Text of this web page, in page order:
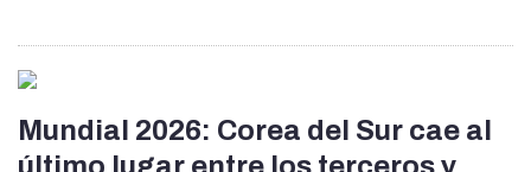
Mundial 2026: Corea del Sur cae al
último lugar entre los terceros y